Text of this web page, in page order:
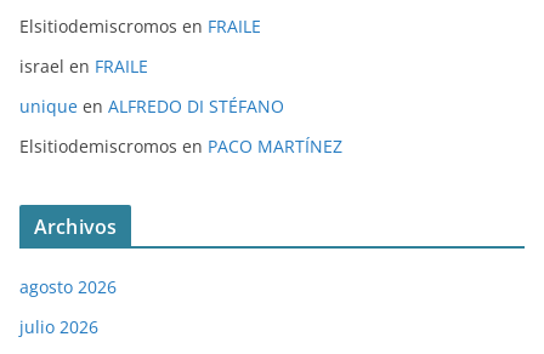
Elsitiodemiscromos en FRAILE
israel en FRAILE
unique en ALFREDO DI STÉFANO
Elsitiodemiscromos en PACO MARTÍNEZ
Archivos
agosto 2026
julio 2026